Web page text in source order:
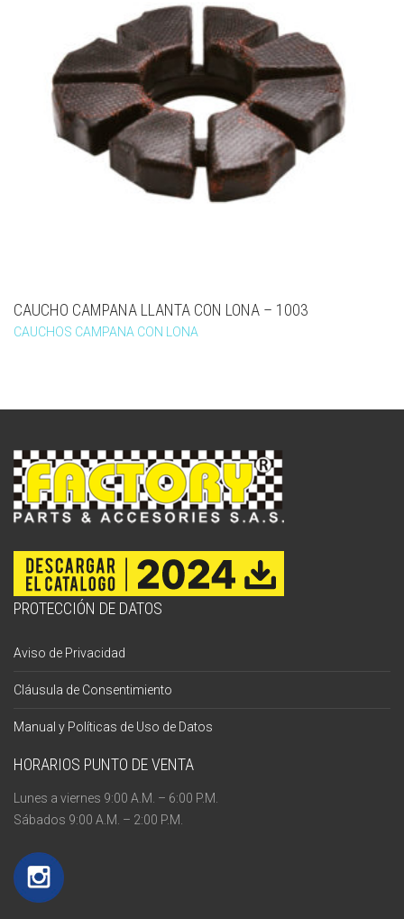
CAUCHO CAMPANA LLANTA CON LONA – 1003
CAUCHOS CAMPANA CON LONA
PROTECCIÓN DE DATOS
Aviso de Privacidad
Cláusula de Consentimiento
Manual y Políticas de Uso de Datos
HORARIOS PUNTO DE VENTA
Lunes a viernes 9:00 A.M. – 6:00 P.M.
Sábados 9:00 A.M. – 2:00 P.M.